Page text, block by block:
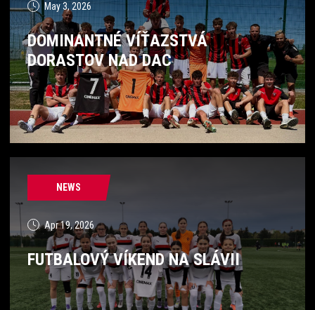
May 3, 2026
DOMINANTNÉ VÍŤAZSTVÁ
DORASTOV NAD DAC
NEWS
Apr 19, 2026
FUTBALOVÝ VÍKEND NA SLÁVII